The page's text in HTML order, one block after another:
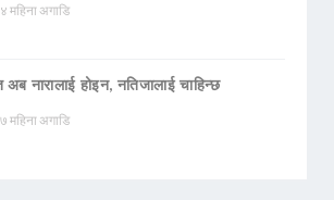
४ महिना अगाडि
अब नारालाई होइन, नतिजालाई चाहिन्छ
७ महिना अगाडि